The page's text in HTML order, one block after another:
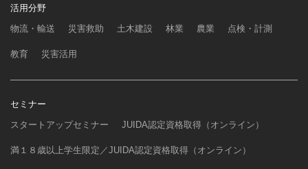
活用分野
物流・輸送
災害救助 土木建設 林業 農業 点検・計測
教育 災害活用
セミナー
スタートアップセミナー
JUIDA認定資格取得（オンライン）
満１８歳以上学生限定／JUIDA認定資格取得（オンライン）